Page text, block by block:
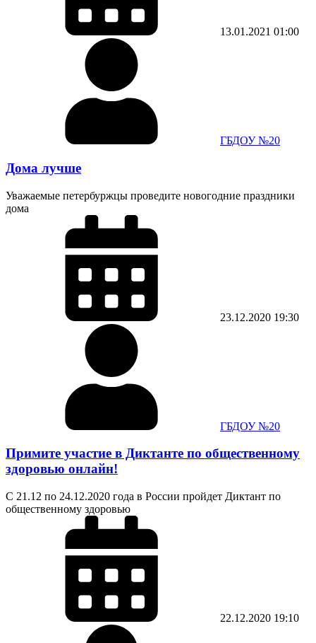
13.01.2021 01:00
ГБДОУ №20
Дома лучше
Уважаемые петербуржцы проведите новогодние праздники
дома
23.12.2020 19:30
ГБДОУ №20
Примите участие в Диктанте по общественному
здоровью онлайн!
С 21.12 по 24.12.2020 года в России пройдет Диктант по
общественному здоровью
22.12.2020 19:10